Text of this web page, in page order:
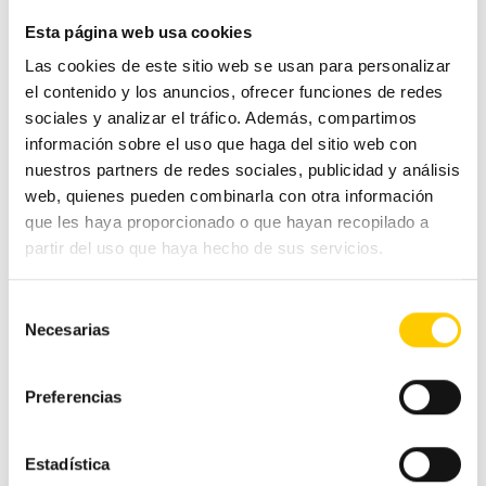
Esta página web usa cookies
Las cookies de este sitio web se usan para personalizar
el contenido y los anuncios, ofrecer funciones de redes
sociales y analizar el tráfico. Además, compartimos
información sobre el uso que haga del sitio web con
nuestros partners de redes sociales, publicidad y análisis
web, quienes pueden combinarla con otra información
que les haya proporcionado o que hayan recopilado a
partir del uso que haya hecho de sus servicios.
Necesarias
Preferencias
Estadística
Hostelería
Otras noticias
Pequeño comercio
Tags